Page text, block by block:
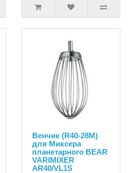
Венчик (R40-28M)
для Миксера
планетарного BEAR
VARIMIXER
AR40/VL1S